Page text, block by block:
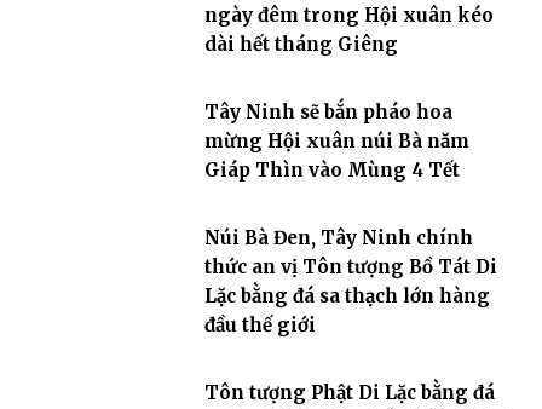
ngày đêm trong Hội xuân kéo
dài hết tháng Giêng
Tây Ninh sẽ bắn pháo hoa
mừng Hội xuân núi Bà năm
Giáp Thìn vào Mùng 4 Tết
Núi Bà Đen, Tây Ninh chính
thức an vị Tôn tượng Bồ Tát Di
Lặc bằng đá sa thạch lớn hàng
đầu thế giới
Tôn tượng Phật Di Lặc bằng đá